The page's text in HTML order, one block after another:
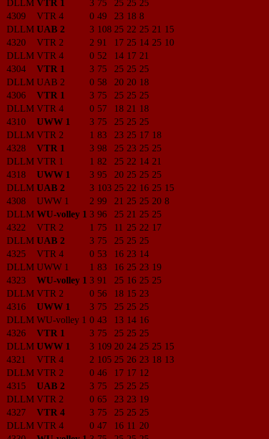
DLLM VTR 1 3 75 25 25 25
4309
VTR 4 0 49 23 18 8
DLLM UAB 2 3 108 25 22 25 21 15
4320
VTR 2 2 91 17 25 14 25 10
DLLM VTR 4 0 52 14 17 21
4304
VTR 1 3 75 25 25 25
DLLM UAB 2 0 58 20 20 18
4306
VTR 1 3 75 25 25 25
DLLM VTR 4 0 57 18 21 18
4310
UWW 1 3 75 25 25 25
DLLM VTR 2 1 83 23 25 17 18
4328
VTR 1 3 98 25 23 25 25
DLLM VTR 1 1 82 25 22 14 21
4318
UWW 1 3 95 20 25 25 25
DLLM UAB 2 3 103 25 22 16 25 15
4308
UWW 1 2 99 21 25 25 20 8
DLLM WU-volley 1 3 96 25 21 25 25
4322
VTR 2 1 75 11 25 22 17
DLLM UAB 2 3 75 25 25 25
4325
VTR 4 0 53 16 23 14
DLLM UWW 1 1 83 16 25 23 19
4323
WU-volley 1 3 91 25 16 25 25
DLLM VTR 2 0 56 18 15 23
4316
UWW 1 3 75 25 25 25
DLLM WU-volley 1 0 43 13 14 16
4326
VTR 1 3 75 25 25 25
DLLM UWW 1 3 109 20 24 25 25 15
4321
VTR 4 2 105 25 26 23 18 13
DLLM VTR 2 0 46 17 17 12
4315
UAB 2 3 75 25 25 25
DLLM VTR 2 0 65 23 23 19
4327
VTR 4 3 75 25 25 25
DLLM VTR 4 0 47 16 11 20